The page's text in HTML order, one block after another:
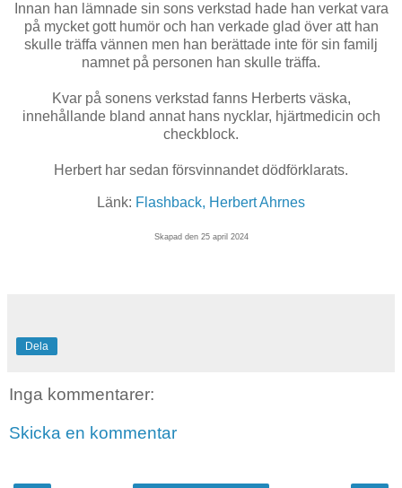
Innan han lämnade sin sons verkstad hade han verkat vara
på mycket gott humör och han verkade glad över att han
skulle träffa vännen men han berättade inte för sin familj
namnet på personen han skulle träffa.
Kvar på sonens verkstad fanns Herberts väska,
innehållande bland annat hans nycklar, hjärtmedicin och
checkblock.
Herbert har sedan försvinnandet dödförklarats.
Länk: Flashback, Herbert Ahrnes
Skapad den 25 april 2024
Dela
Inga kommentarer:
Skicka en kommentar